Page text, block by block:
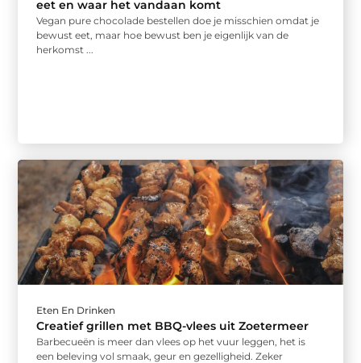
eet en waar het vandaan komt
Vegan pure chocolade bestellen doe je misschien omdat je
bewust eet, maar hoe bewust ben je eigenlijk van de
herkomst ...
Eten En Drinken
Creatief grillen met BBQ-vlees uit Zoetermeer
Barbecueën is meer dan vlees op het vuur leggen, het is
een beleving vol smaak, geur en gezelligheid. Zeker